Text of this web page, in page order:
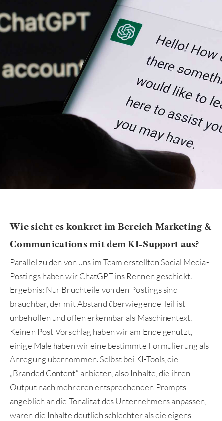
Wie sieht es konkret im Bereich Marketing &
Communications mit dem KI-Support aus?
Parallel zu den von uns im Team erstellten Social Media-
Postings haben wir ChatGPT ins Rennen geschickt.
Ergebnis: Nur Bruchteile von den Postings sind
brauchbar, der mit Abstand überwiegende Teil ist
unbeholfen und offen erkennbar als Maschinentext.
Keinen Post-Vorschlag haben wir am Ende genutzt,
einige Male haben wir eine bestimmte Formulierung als
Anregung übernommen. Selbst bei KI-Tools, die
„Branded Content“ anbieten, also Inhalte, die ihren
Output nach mehreren entsprechenden Prompts
angeblich an die Tonalität des Unternehmens anpassen,
waren die Inhalte deutlich schlechter als die eigens